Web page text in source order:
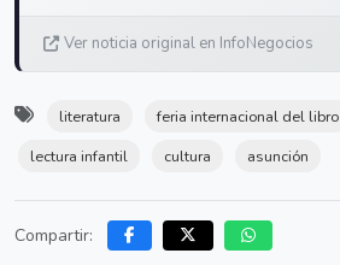
Ver noticia original en InfoNegocios
literatura feria internacional del libro
lectura infantil
cultura asunción
Compartir: